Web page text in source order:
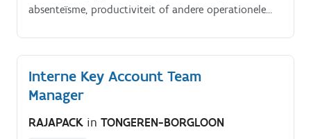
absenteïsme, productiviteit of andere operationele
Interne Key Account Team
Manager
RAJAPACK in TONGEREN-BORGLOON